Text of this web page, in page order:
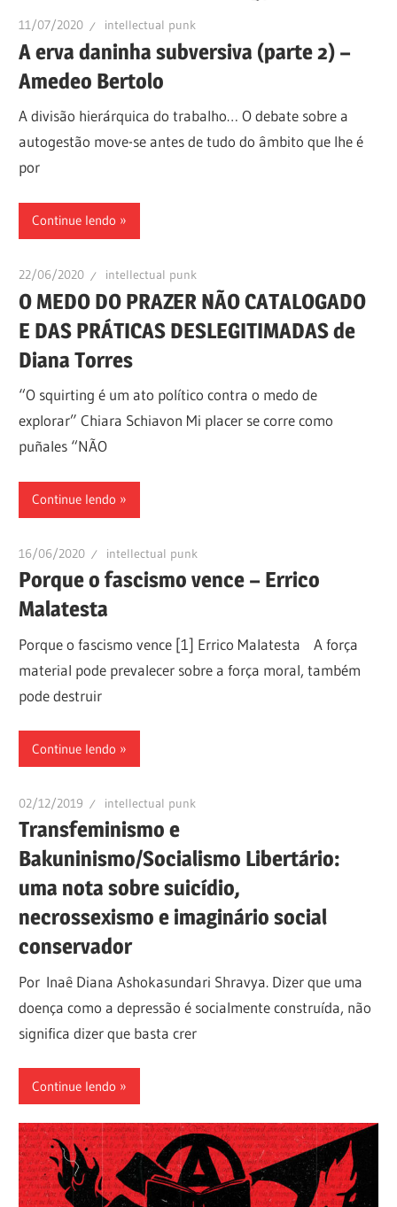
11/07/2020 intellectual punk
A erva daninha subversiva (parte 2) –
Amedeo Bertolo
A divisão hierárquica do trabalho… O debate sobre a
autogestão move-se antes de tudo do âmbito que lhe é
por
Continue lendo
22/06/2020 intellectual punk
O MEDO DO PRAZER NÃO CATALOGADO
E DAS PRÁTICAS DESLEGITIMADAS de
Diana Torres
“O squirting é um ato político contra o medo de
explorar” Chiara Schiavon Mi placer se corre como
puñales “NÃO
Continue lendo
16/06/2020 intellectual punk
Porque o fascismo vence – Errico
Malatesta
Porque o fascismo vence [1] Errico Malatesta A força
material pode prevalecer sobre a força moral, também
pode destruir
Continue lendo
02/12/2019 intellectual punk
Transfeminismo e
Bakuninismo/Socialismo Libertário:
uma nota sobre suicídio,
necrossexismo e imaginário social
conservador
Por Inaê Diana Ashokasundari Shravya. Dizer que uma
doença como a depressão é socialmente construída, não
significa dizer que basta crer
Continue lendo